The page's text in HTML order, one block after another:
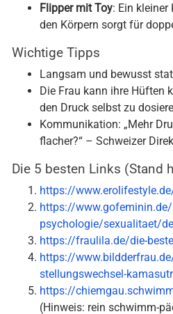
Flipper mit Toy: Ein
den Körpern sorgt für
Wichtige Tipps
Langsam und bewusst
Die Frau kann ihre Hüften
den Druck selbst zu
Kommunikation: „Mehr
flacher?“ – Schweizer
Die 5 besten Links (Stand
https://
https://www.gofeminin.de/
psychologie/sexualitaet/
https://fraulila.de/die-
https://
stellungswechsel-
https://
(Hinweis: rein schwimm-